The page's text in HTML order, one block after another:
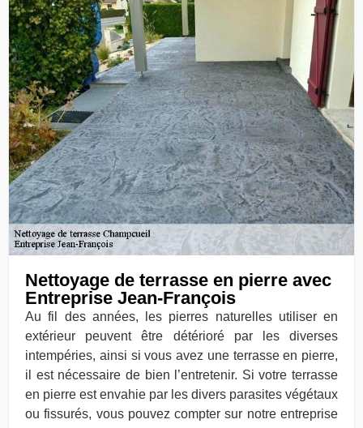
Nettoyage de terrasse en pierre avec
Entreprise Jean-François
Au fil des années, les pierres naturelles utiliser en
extérieur peuvent être détérioré par les diverses
intempéries, ainsi si vous avez une terrasse en pierre,
il est nécessaire de bien l’entretenir. Si votre terrasse
en pierre est envahie par les divers parasites végétaux
ou fissurés, vous pouvez compter sur notre entreprise